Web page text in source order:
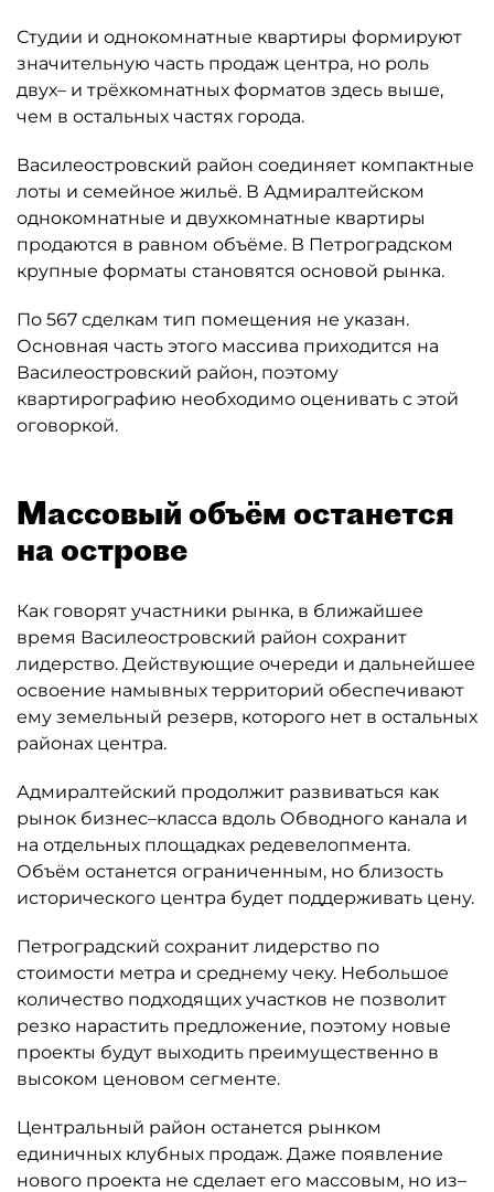
Студии и однокомнатные квартиры формируют
значительную часть продаж центра, но роль
двух– и трёхкомнатных форматов здесь выше,
чем в остальных частях города.
Василеостровский район соединяет компактные
лоты и семейное жильё. В Адмиралтейском
однокомнатные и двухкомнатные квартиры
продаются в равном объёме. В Петроградском
крупные форматы становятся основой рынка.
По 567 сделкам тип помещения не указан.
Основная часть этого массива приходится на
Василеостровский район, поэтому
квартирографию необходимо оценивать с этой
оговоркой.
Массовый объём останется
на острове
Как говорят участники рынка, в ближайшее
время Василеостровский район сохранит
лидерство. Действующие очереди и дальнейшее
освоение намывных территорий обеспечивают
ему земельный резерв, которого нет в остальных
районах центра.
Адмиралтейский продолжит развиваться как
рынок бизнес–класса вдоль Обводного канала и
на отдельных площадках редевелопмента.
Объём останется ограниченным, но близость
исторического центра будет поддерживать цену.
Петроградский сохранит лидерство по
стоимости метра и среднему чеку. Небольшое
количество подходящих участков не позволит
резко нарастить предложение, поэтому новые
проекты будут выходить преимущественно в
высоком ценовом сегменте.
Центральный район останется рынком
единичных клубных продаж. Даже появление
нового проекта не сделает его массовым, но из–